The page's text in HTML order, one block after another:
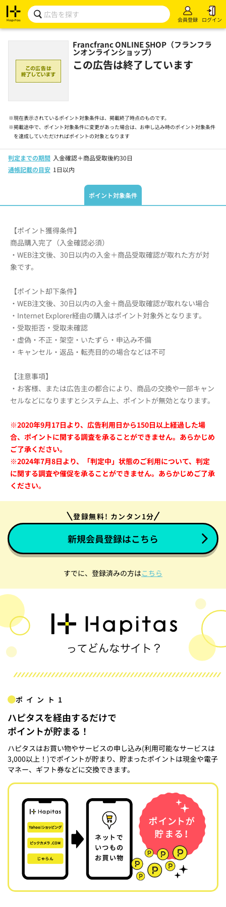
会員登録 ログイン
Francfranc ONLINE SHOP（フランフラ
ンオンラインショップ）
この広告は終了しています
※現在表示されているポイント対象条件は、掲載終了時点のものです。
※掲載途中で、ポイント対象条件に変更があった場合は、お申し込み時のポイント対象条件
を達成していただければポイントの対象となります
判定までの期間 入金確認＋商品受取後約30日
通帳記載の目安 1日以内
ポイント対象条件
【ポイント獲得条件】
商品購入完了（入金確認必須）
・WEB注文後、30日以内の入金＋商品受取確認が取れた方が対
象です。
【ポイント却下条件】
・WEB注文後、30日以内の入金＋商品受取確認が取れない場合
・Internet Explorer経由の購入はポイント対象外となります。
・受取拒否・受取未確認
・虚偽・不正・架空・いたずら・申込み不備
・キャンセル・返品・転売目的の場合などは不可
【注意事項】
・お客様、または広告主の都合により、商品の交換や一部キャン
セルなどになりますとシステム上、ポイントが無効となります。
※2020年9月17日より、広告利用日から150日以上経過した場
合、ポイントに関する調査を承ることができません。あらかじめ
ご了承ください。
※2024年7月8日より、「判定中」状態のご利用について、判定
に関する調査や催促を承ることができません。あらかじめご了承
ください。
登録無料! カンタン1分
新規会員登録はこちら
すでに、登録済みの方はこちら
ポイント1
ハピタスを経由するだけで
ポイントが貯まる！
ハピタスはお買い物やサービスの申し込み(利用可能なサービスは
3,000以上！)でポイントが貯まり、貯まったポイントは現金や電子
マネー、ギフト券などに交換できます。